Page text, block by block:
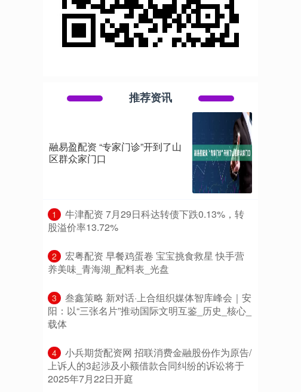
推荐资讯
融易盈配资 “专家门诊”开到了山
区群众家门口
1
​牛津配资 7月29日科达转债下跌0.13%，转
股溢价率13.72%
2
​宏粤配资 早餐鸡蛋卷 宝宝挑食救星 快手营
养美味_青海湖_配料表_光盘
3
​叁鑫策略 新对话·上合组织媒体智库峰会｜安
阳：以“三张名片”推动国际文明互鉴_历史_核心_
载体
4
​小兵期货配资网 招联消费金融股份作为原告/
上诉人的3起涉及小额借款合同纠纷的诉讼将于
2025年7月22日开庭